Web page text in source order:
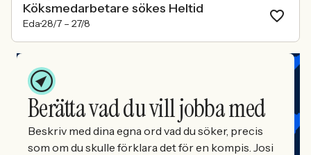
Köksmedarbetare sökes Heltid
Eda28/7 – 27/8
Berätta vad du vill jobba med
Beskriv med dina egna ord vad du söker, precis
som om du skulle förklara det för en kompis. Josi